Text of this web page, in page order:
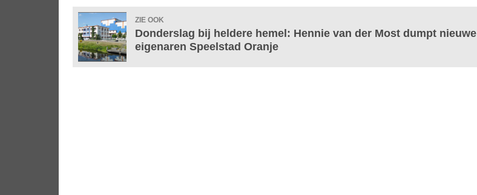
ZIE OOK
Donderslag bij heldere hemel: Hennie van der Most dumpt nieuwe
eigenaren Speelstad Oranje